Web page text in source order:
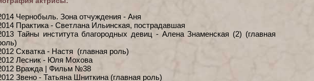
Чернобыль. Зона отчуждения - Аня
Практика - Светлана Ильинская, пострадавшая
Тайны института благородных девиц - Алена Знаменская (2) (главная
Схватка - Настя (главная роль)
Лесник - Юля Мохова
Вражда | Фильм №38
Звено - Татьяна Шниткина (главная роль)